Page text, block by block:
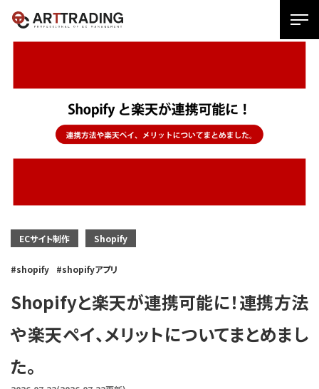
SPメ
ニュ
ECサイト制作 Shopify
shopify shopifyアプリ
Shopifyと楽天が連携可能に！連携方法
や楽天ペイ、メリットについてまとめまし
た。